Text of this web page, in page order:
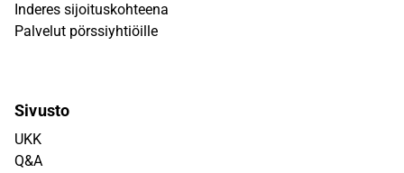
Inderes sijoituskohteena
Palvelut pörssiyhtiöille
Sivusto
UKK
Q&A